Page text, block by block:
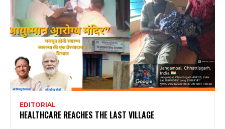
EDITORIAL
HEALTHCARE REACHES THE LAST VILLAGE